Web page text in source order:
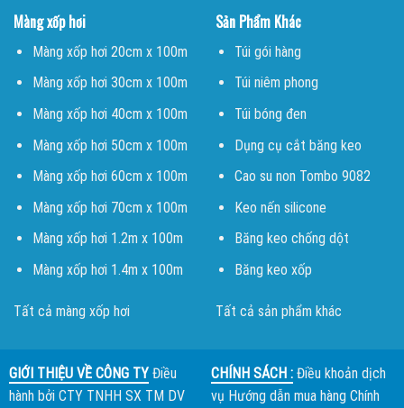
Màng xốp hơi
Màng xốp hơi 20cm x 100m
Màng xốp hơi 30cm x 100m
Màng xốp hơi 40cm x 100m
Màng xốp hơi 50cm x 100m
Màng xốp hơi 60cm x 100m
Màng xốp hơi 70cm x 100m
Màng xốp hơi 1.2m x 100m
Màng xốp hơi 1.4m x 100m
Tất cả màng xốp hơi
Sản Phẩm Khác
Túi gói hàng
Túi niêm phong
Túi bóng đen
Dụng cụ cắt băng keo
Cao su non Tombo 9082
Keo nến silicone
Băng keo chống dột
Băng keo xốp
Tất cả sản phẩm khác
GIỚI THIỆU VỀ CÔNG TYĐiều
hành bởi CTY TNHH SX TM DV
CHÍNH SÁCH : Điều khoản dịch
vụ Hướng dẫn mua hàng Chính